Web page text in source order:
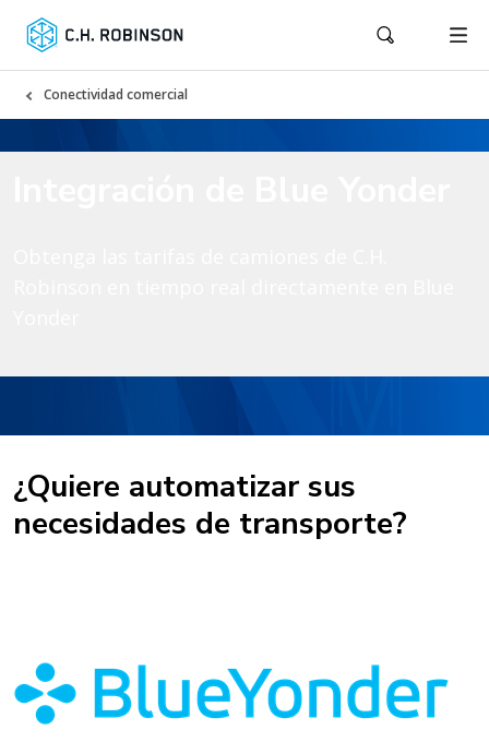
Conectividad comercial
¿Quiere automatizar sus
necesidades de transporte?